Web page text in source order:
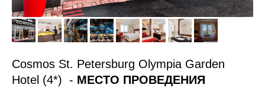
Cosmos St. Petersburg Olympia Garden
Hotel (4*) - МЕСТО ПРОВЕДЕНИЯ